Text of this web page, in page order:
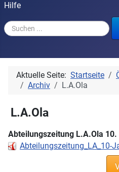
Hilfe
Suchen ...
Aktuelle Seite: Startseite
Archiv
L.A.Ola
L.A.Ola
Abteilungszeitung L.A.Ola
Abteilungszeitung_LA_10-